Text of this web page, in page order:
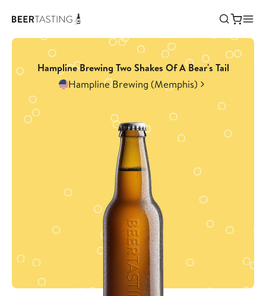
Hampline Brewing Two Shakes Of A Bear's Tail
Hampline Brewing (Memphis)